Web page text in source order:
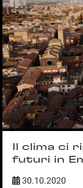
Il clima ci
futuri in
30.10.2020